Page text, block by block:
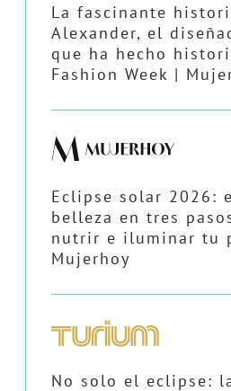
La fascinante
Alexander, el
que ha hecho
Fashion Week |
Eclipse solar 2026:
belleza en tres
nutrir e iluminar tu
Mujerhoy
No solo el eclipse: